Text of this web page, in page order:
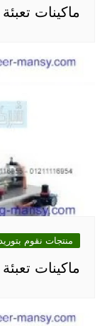
ماكينات
منتجات نقوم
ماكينات